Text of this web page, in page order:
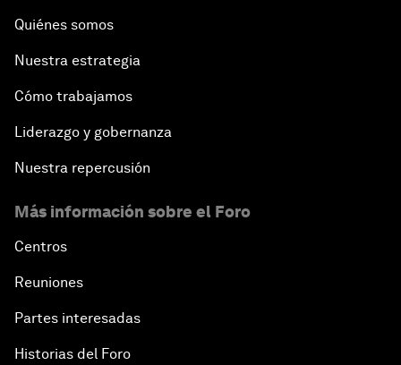
Quiénes somos
Nuestra estrategia
Cómo trabajamos
Liderazgo y gobernanza
Nuestra repercusión
Más información sobre el Foro
Centros
Reuniones
Partes interesadas
Historias del Foro